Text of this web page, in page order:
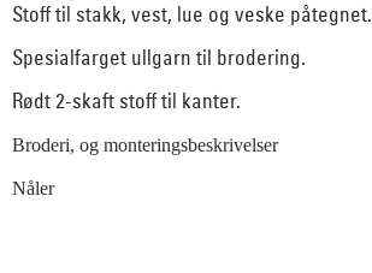
Stoff til stakk, vest, lue og veske påtegnet.
Spesialfarget ullgarn til brodering.
Rødt 2-skaft stoff til kanter.
Broderi, og monteringsbeskrivelser
Nåler